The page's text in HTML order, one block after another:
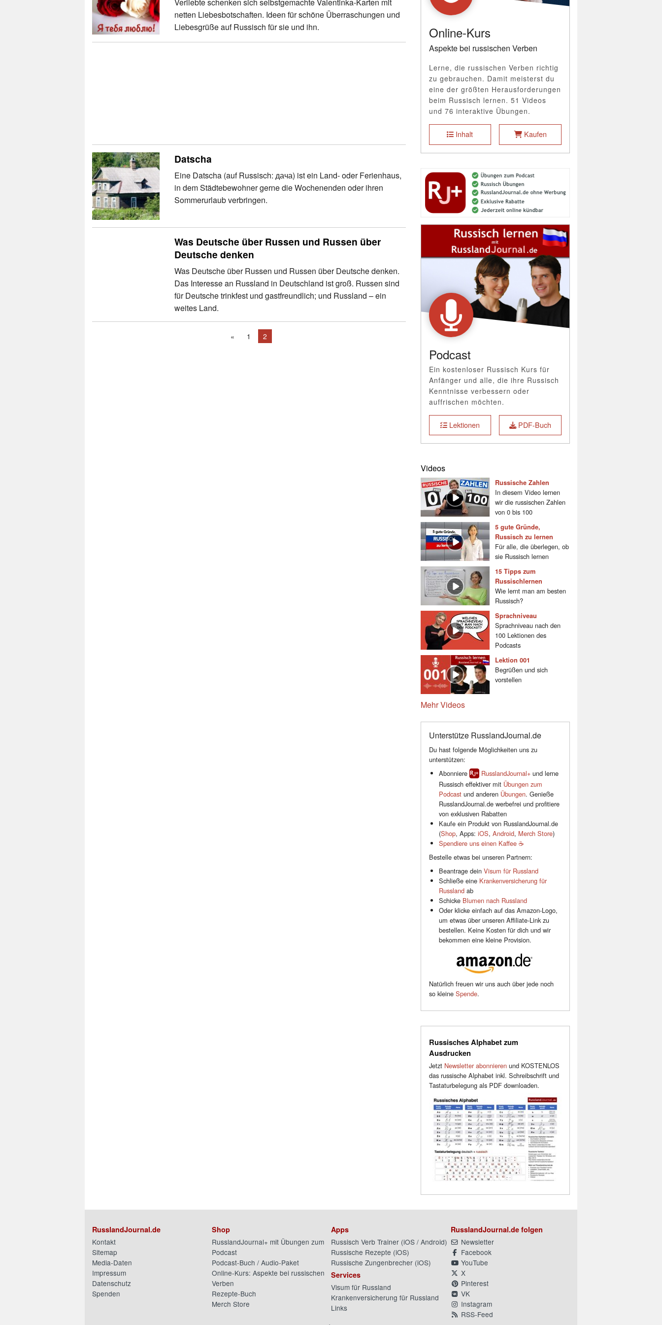
Verliebte schenken sich selbstgemachte Valentinka-Karten mit
netten Liebesbotschaften. Ideen für schöne Überraschungen und
Liebesgrüße auf Russisch für sie und ihn.
Datscha
Eine Datscha (auf Russisch: дача) ist ein Land- oder Ferienhaus,
in dem Städtebewohner gerne die Wochenenden oder ihren
Sommerurlaub verbringen.
Was Deutsche über Russen und Russen über
Deutsche denken
Was Deutsche über Russen und Russen über Deutsche denken.
Das Interesse an Russland in Deutschland ist groß. Russen sind
für Deutsche trinkfest und gastfreundlich; und Russland – ein
weites Land.
« 1 2
Online-Kurs
Aspekte bei russischen Verben
Lerne, die russischen Verben richtig
zu gebrauchen. Damit meisterst du
eine der größten Herausforderungen
beim Russisch lernen. 51 Videos
und 76 interaktive Übungen.
Inhalt Kaufen
Podcast
Ein kostenloser Russisch Kurs für
Anfänger und alle, die ihre Russisch
Kenntnisse verbessern oder
auffrischen möchten.
Lektionen PDF-Buch
Videos
Russische Zahlen
In diesem Video lernen
wir die russischen Zahlen
von 0 bis 100
5 gute Gründe,
Russisch zu lernen
Für alle, die überlegen, ob
sie Russisch lernen
15 Tipps zum
Russischlernen
Wie lernt man am besten
Russisch?
Sprachniveau
Sprachniveau nach den
100 Lektionen des
Podcasts
Lektion 001
Begrüßen und sich
vorstellen
Mehr Videos
Unterstütze RusslandJournal.de
Du hast folgende Möglichkeiten uns zu
unterstützen:
Abonniere
RusslandJournal+und lerne
Russisch effektiver mit Übungen zum
Podcastund anderen Übungen. Genieße
RusslandJournal.de werbefrei und profitiere
von exklusiven Rabatten
Kaufe ein Produkt von RusslandJournal.de
(Shop, Apps: iOS, Android, Merch Store)
Spendiere uns einen Kaffee ☕️
Bestelle etwas bei unseren Partnern:
Beantrage dein Visum für Russland
Schließe eine Krankenversicherung für
Russlandab
Schicke Blumen nach Russland
Oder klicke einfach auf das Amazon-Logo,
um etwas über unseren Affiliate-Link zu
bestellen. Keine Kosten für dich und wir
bekommen eine kleine Provision.
Natürlich freuen wir uns auch über jede noch
so kleine Spende.
Russisches Alphabet zum
Ausdrucken
Jetzt Newsletter abonnierenund KOSTENLOS
das russische Alphabet inkl. Schreibschrift und
Tastaturbelegung als PDF downloaden.
RusslandJournal.de
Kontakt
Sitemap
Media-Daten
Impressum
Datenschutz
Spenden
Shop
RusslandJournal+ mit Übungen zum
Podcast
Podcast-Buch / Audio-Paket
Online-Kurs: Aspekte bei russischen
Verben
Rezepte-Buch
Merch Store
Apps
Russisch Verb Trainer (iOS / Android)
Russische Rezepte (iOS)
Russische Zungenbrecher (iOS)
Services
Visum für Russland
Krankenversicherung für Russland
Links
RusslandJournal.de folgen
Newsletter
Facebook
YouTube
X
Pinterest
VK
Instagram
RSS-Feed